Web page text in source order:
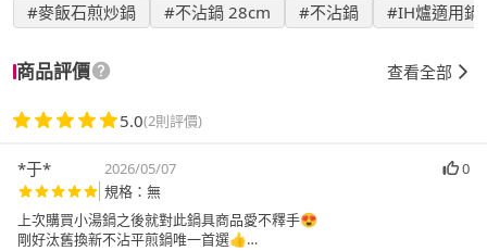
#麥飯石煎炒鍋 #不沾鍋 28cm #不沾鍋 #IH爐適用鍋
商品評價 查看全部
5.0(2則評價)
*于* 2026/05/07
0
規格：無
上次購買小湯鍋之後就對此鍋具商品愛不釋手😍
剛好汰舊換新不沾平煎鍋唯一首選👍